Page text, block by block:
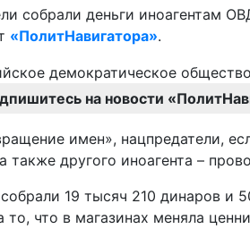
собрали деньги иноагентам
«ПолитНавигатора».
на новости
имен», нацпредатели,
другого иноагента –
19 тысяч 210 динаров
то, что в магазинах меняла